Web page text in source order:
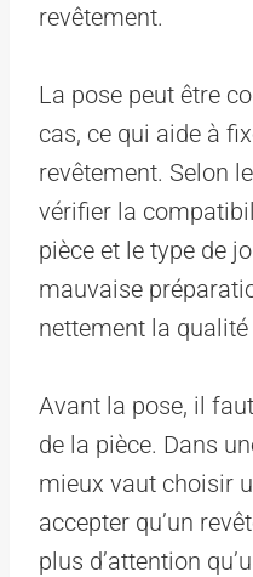
revêtement.
La pose peut être
cas, ce qui aide à
revêtement. Selon
vérifier la
pièce et le type de
mauvaise
nettement la
Avant la pose, il
de la pièce. Dans
mieux vaut choisir
accepter qu’un
plus d’attention